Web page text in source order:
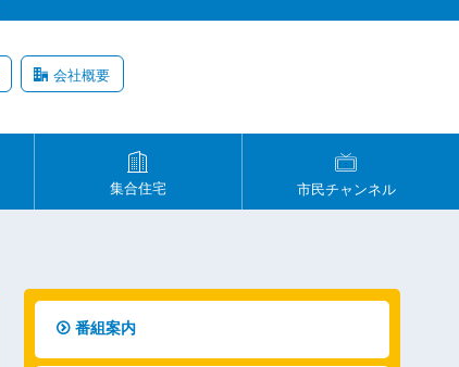
会社概要
集合住宅 市民チャンネル
番組案内